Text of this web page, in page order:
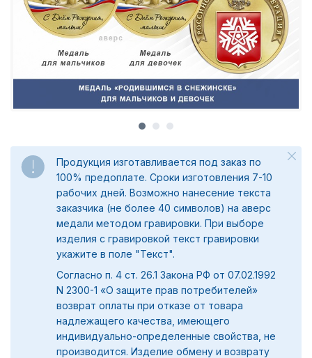
Продукция изготавливается под заказ по
100% предоплате. Сроки изготовления 7-10
рабочих дней. Возможно нанесение текста
заказчика (не более 40 символов) на аверс
медали методом гравировки. При выборе
изделия с гравировкой текст гравировки
укажите в поле "Текст".
Согласно п. 4 ст. 26.1 Закона РФ от 07.02.1992
N 2300-1 «О защите прав потребителей»
возврат оплаты при отказе от товара
надлежащего качества, имеющего
индивидуально-определенные свойства, не
производится. Изделие обмену и возврату